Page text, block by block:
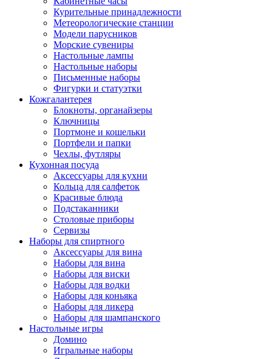
Курительные принадлежности
Метеорологические станции
Модели парусников
Морские сувениры
Настольные лампы
Настольные наборы
Письменные наборы
Фигурки и статуэтки
Кожгалантерея
Блокноты, органайзеры
Ключницы
Портмоне и кошельки
Портфели и папки
Чехлы, футляры
Кухонная посуда
Аксессуары для кухни
Кольца для салфеток
Красивые блюда
Подстаканники
Столовые приборы
Cервизы
Наборы для спиртного
Аксессуары для вина
Наборы для вина
Наборы для виски
Наборы для водки
Наборы для коньяка
Наборы для ликера
Наборы для шампанского
Настольные игры
Домино
Игральные наборы